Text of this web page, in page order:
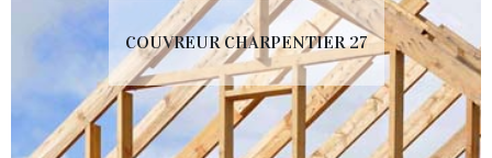
COUVREUR CHARPENTIER 27